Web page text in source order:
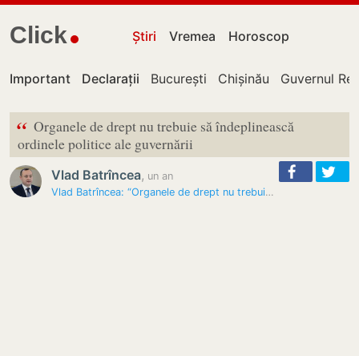
Click Știri Vremea Horoscop
Important Declarații București Chișinău Guvernul
“ Organele de drept nu trebuie să îndeplinească
ordinele politice ale guvernării
Vlad Batrîncea, un an
Vlad Batrîncea: “Organele de drept nu trebuie să îndeplinească…